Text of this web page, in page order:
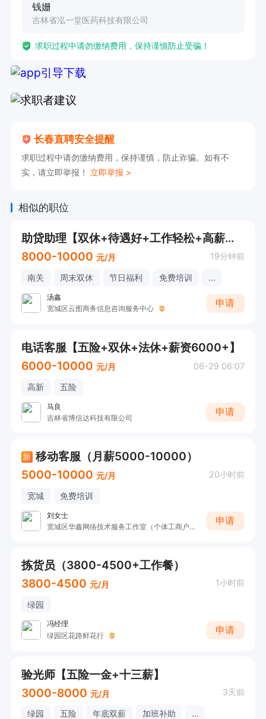
指导
钱姗
吉林省泓一堂医药科技有限公司
求职过程中请勿缴纳费用，保持谨慎防止受骗！
长春直聘安全提醒
求职过程中请勿缴纳费用，保持谨慎，防止诈骗。如有不
实，请立即举报！ 立即举报 >
相似的职位
助贷助理【双休+待遇好+工作轻松+高薪资+有无经验均可】
8000-10000 元/月 19分钟前
南关 周末双休 节日福利 免费培训 ...
汤鑫
宽城区云图商务信息咨询服务中心
申请
电话客服【五险+双休+法休+薪资6000+】
6000-10000 元/月 06-29 06:07
高新 五险
马良
吉林省博信达科技有限公司
申请
新 移动客服（月薪5000-10000）
5000-10000 元/月 20小时前
宽城 免费培训
刘女士
宽城区华鑫网络技术服务工作室（个体工商户）
申请
拣货员（3800-4500+工作餐）
3800-4500 元/月 1小时前
绿园
冯经理
绿园区花路鲜花行
申请
验光师【五险一金+十三薪】
3000-8000 元/月 3天前
绿园 五险 年底双薪 加班补助 ...